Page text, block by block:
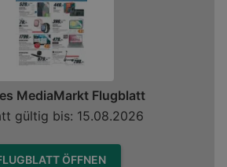
MediaMarkt Flugblatt
gültig bis: 15.08.2026
FLUGBLATT ÖFFNEN